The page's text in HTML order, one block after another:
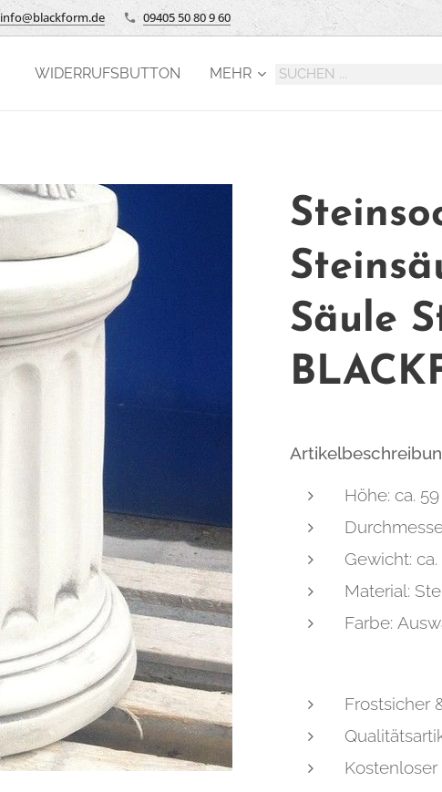
info@blackform.de 09405 50 80 9 60
WIDERRUFSBUTTON MEHR
Säule
Höhe: ca.
Gewicht: ca.
Material:
Farbe:
Frostsicher